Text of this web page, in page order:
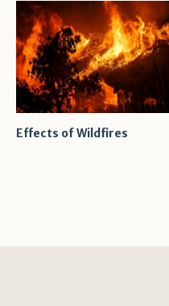
Effects of Wildfires